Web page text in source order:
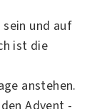
sein und auf
ist die
anstehen.
Advent -